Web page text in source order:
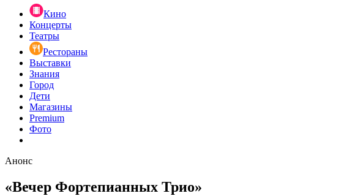
Кино
Концерты
Театры
Рестораны
Выставки
Знания
Город
Дети
Магазины
Premium
Фото
Анонс
«Вечер Фортепианных Трио»